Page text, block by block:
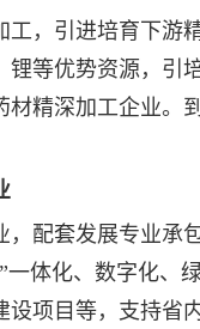
工，引进培育下游
等优势资源，引
精深加工企业。
，配套发展专业承
一体化、数字化
项目等，支持省